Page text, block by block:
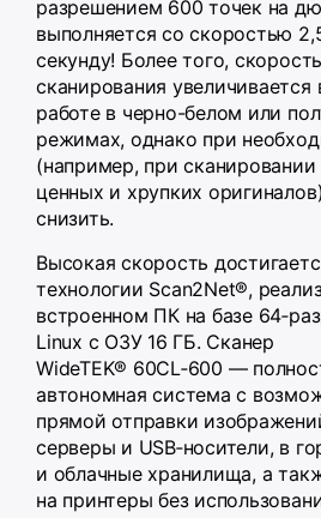
разрешением 600 точек на
выполняется со скоростью
секунду! Более того, скорость
сканирования увеличивается
работе в черно-белом или
режимах, однако при
(например, при сканировании
ценных и хрупких
снизить.
Высокая скорость
технологии Scan2Net®,
встроенном ПК на базе
Linux с ОЗУ 16 ГБ. Сканер
WideTEK® 60CL‑600 —
автономная система с
прямой отправки
серверы и USB‑носители, в
и облачные хранилища, а
на принтеры без